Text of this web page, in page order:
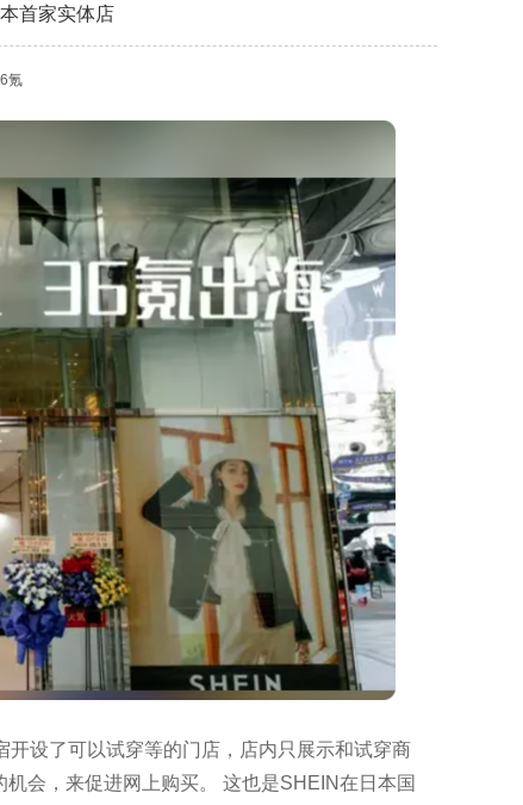
首家实体店
氪
设了可以试穿等的门店，店内只展示和试穿商
会，来促进网上购买。 这也是SHEIN在日本国